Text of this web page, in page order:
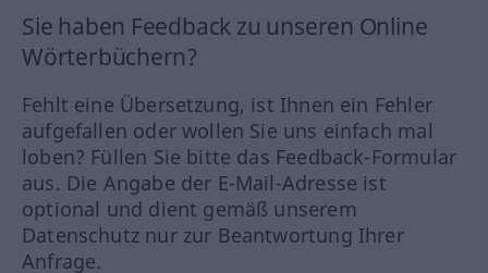
Sie haben Feedback zu unseren Online
Wörterbüchern?
Fehlt eine Übersetzung, ist Ihnen ein Fehler
aufgefallen oder wollen Sie uns einfach mal
loben? Füllen Sie bitte das Feedback-Formular
aus. Die Angabe der E-Mail-Adresse ist
optional und dient gemäß unserem
Datenschutz nur zur Beantwortung Ihrer
Anfrage.